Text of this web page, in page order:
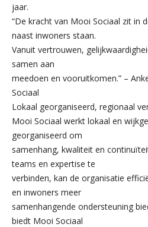
jaar.
“De kracht van Mooi Sociaal zit in
naast inwoners staan.
Vanuit vertrouwen,
samen aan
meedoen en vooruitkomen.” –
Sociaal
Lokaal georganiseerd, regionaal
Mooi Sociaal werkt lokaal en
georganiseerd om
samenhang, kwaliteit en
teams en expertise te
verbinden, kan de organisatie
en inwoners meer
samenhangende ondersteuning
biedt Mooi Sociaal